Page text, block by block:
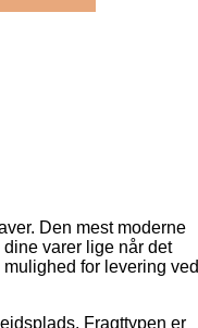
Den mest moderne
varer lige når det
for levering ved
Fragttypen er